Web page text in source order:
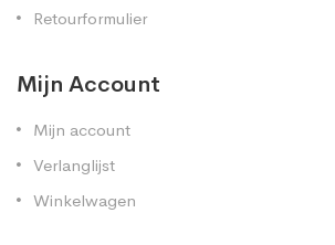
Retourformulier
Mijn Account
Mijn account
Verlanglijst
Winkelwagen